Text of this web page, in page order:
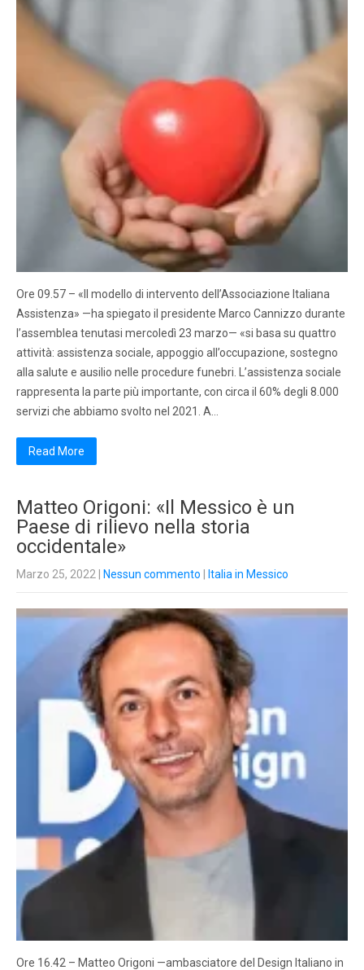
Ore 09.57 – «Il modello di intervento dell’Associazione Italiana
Assistenza» —ha spiegato il presidente Marco Cannizzo durante
l’assemblea tenutasi mercoledì 23 marzo— «si basa su quattro
attività: assistenza sociale, appoggio all’occupazione, sostegno
alla salute e ausilio nelle procedure funebri. L’assistenza sociale
rappresenta la parte più importante, con circa il 60% degli 8.000
servizi che abbiamo svolto nel 2021. A…
Read More
Matteo Origoni: «Il Messico è un
Paese di rilievo nella storia
occidentale»
Marzo 25, 2022 Nessun commento Italia in Messico
Ore 16.42 – Matteo Origoni —ambasciatore del Design Italiano in